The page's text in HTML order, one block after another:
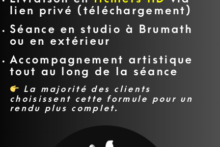
lien privé (téléchargement)
Séance en studio à Brumath
ou en extérieur
Accompagnement artistique
tout au long de la séance
La majorité des clients
choisissent cette formule pour un
rendu plus complet.